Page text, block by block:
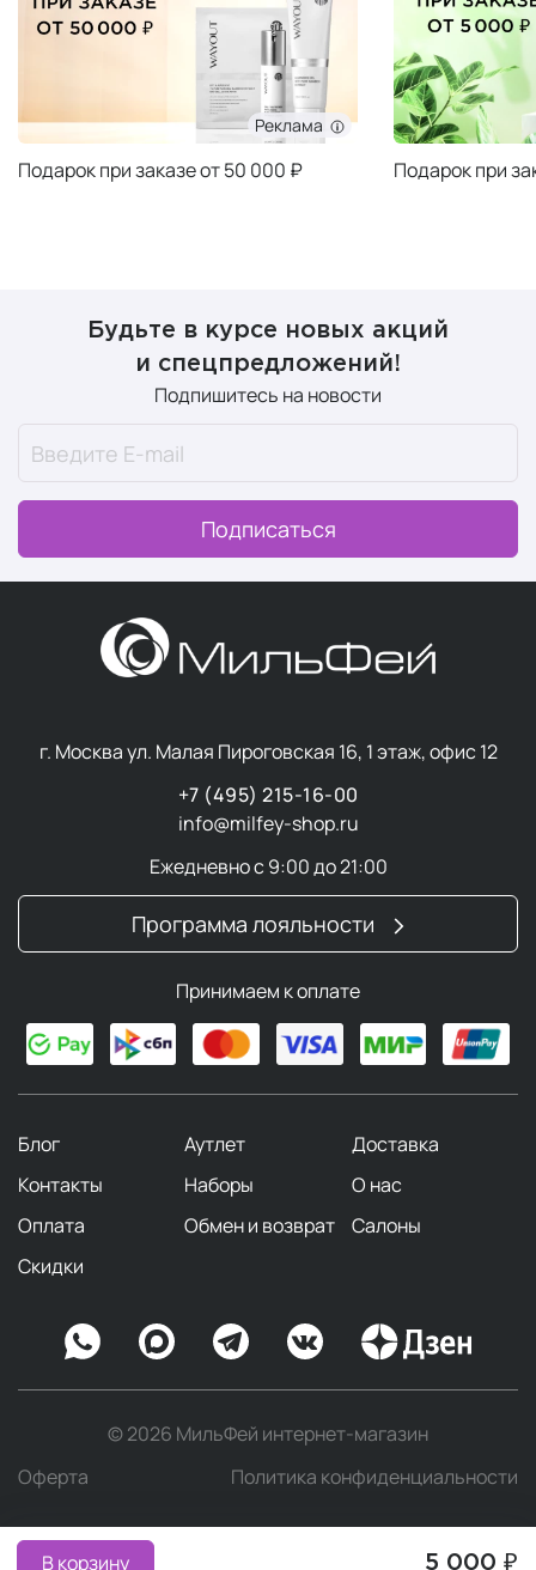
В корзину 5 000 ₽
Реклама
Подарок при заказе от 50 000 ₽ Подарок при
Будьте в курсе новых акций
и спецпредложений!
Подпишитесь на новости
Подписаться
г. Москва ул. Малая Пироговская 16, 1 этаж, офис 12
+7 (495) 215-16-00
info@milfey-shop.ru
Ежедневно с 9:00 до 21:00
Программа лояльности
Принимаем к оплате
Блог Аутлет
Доставка
Контакты
Наборы
О нас
Оплата
Обмен и возврат
Салоны
Скидки
© 2026 МильФей интернет-магазин
Оферта
Политика конфиденциальности